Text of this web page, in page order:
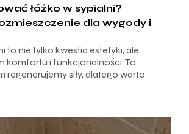
łóżko w sypialni?
dla wygody i
to nie tylko kwestia estetyki, ale
komfortu i funkcjonalności. To
regenerujemy siły, dlatego warto